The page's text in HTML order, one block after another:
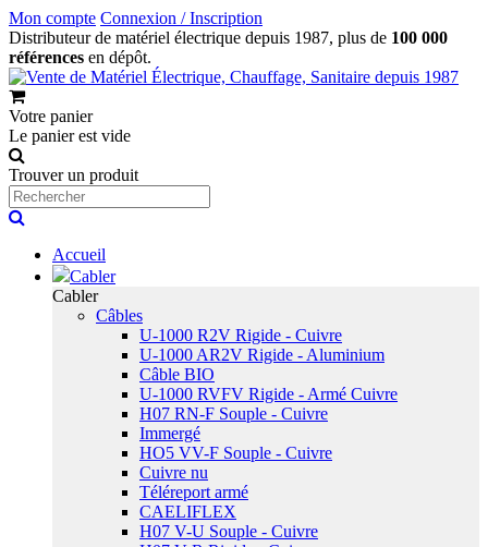
Mon compte Connexion / Inscription
Distributeur de matériel électrique depuis 1987, plus de 100 000
références en dépôt.
Votre panier
Le panier est vide
Trouver un produit
Accueil
Cabler
Cabler
Câbles
U-1000 R2V Rigide - Cuivre
U-1000 AR2V Rigide - Aluminium
Câble BIO
U-1000 RVFV Rigide - Armé Cuivre
H07 RN-F Souple - Cuivre
Immergé
HO5 VV-F Souple - Cuivre
Cuivre nu
Téléreport armé
CAELIFLEX
H07 V-U Souple - Cuivre